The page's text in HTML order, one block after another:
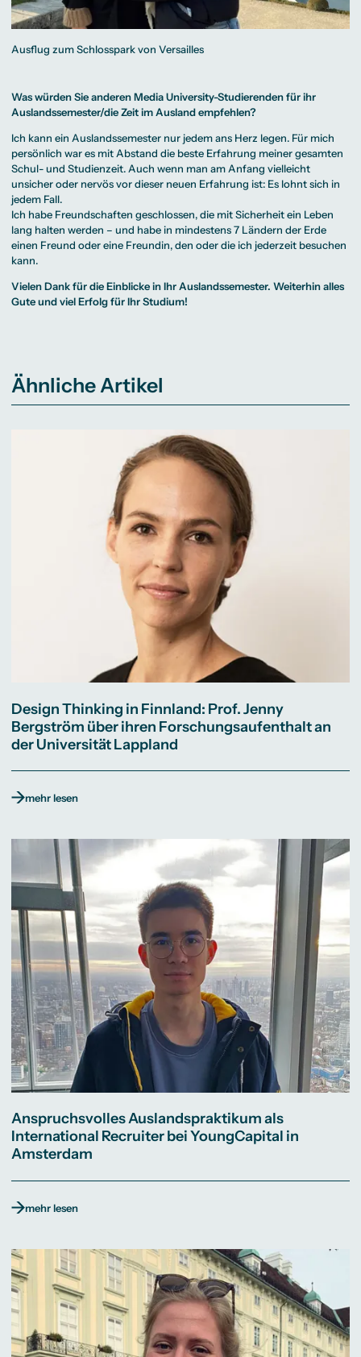
Ausflug zum Schlosspark von Versailles
Was würden Sie anderen Media University-Studierenden für ihr
Auslandssemester/die Zeit im Ausland empfehlen?
Ich kann ein Auslandssemester nur jedem ans Herz legen. Für mich
persönlich war es mit Abstand die beste Erfahrung meiner gesamten
Schul- und Studienzeit. Auch wenn man am Anfang vielleicht
unsicher oder nervös vor dieser neuen Erfahrung ist: Es lohnt sich in
jedem Fall.
Ich habe Freundschaften geschlossen, die mit Sicherheit ein Leben
lang halten werden – und habe in mindestens 7 Ländern der Erde
einen Freund oder eine Freundin, den oder die ich jederzeit besuchen
kann.
Vielen Dank für die Einblicke in Ihr Auslandssemester. Weiterhin alles
Gute und viel Erfolg für Ihr Studium!
Ähnliche Artikel
Design Thinking in Finnland: Prof. Jenny
Bergström über ihren Forschungsaufenthalt an
der Universität Lappland
mehr lesen
Anspruchsvolles Auslandspraktikum als
International Recruiter bei YoungCapital in
Amsterdam
mehr lesen